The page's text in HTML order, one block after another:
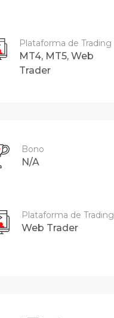
Plataforma de Trading
MT4, MT5, Web
Trader
Bono
N/A
Plataforma de Trading
Web Trader